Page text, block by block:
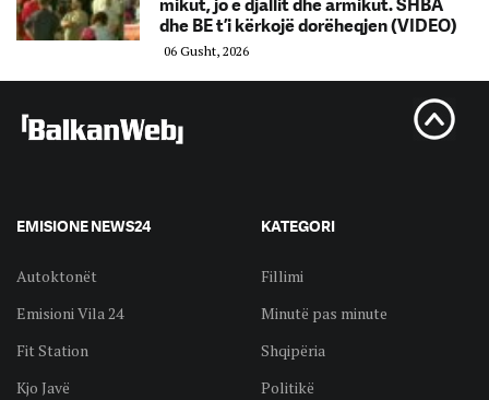
mikut, jo e djallit dhe armikut. SHBA
dhe BE t’i kërkojë dorëheqjen (VIDEO)
06 Gusht, 2026
EMISIONE NEWS24
Autoktonët
Emisioni Vila 24
Fit Station
Kjo Javë
KATEGORI
Fillimi
Minutë pas minute
Shqipëria
Politikë